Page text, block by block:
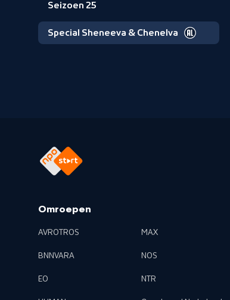
Seizoen 25
Special Sheneeva & Chenelva
Omroepen
AVROTROS
BNNVARA
EO
MAX
NOS
NTR